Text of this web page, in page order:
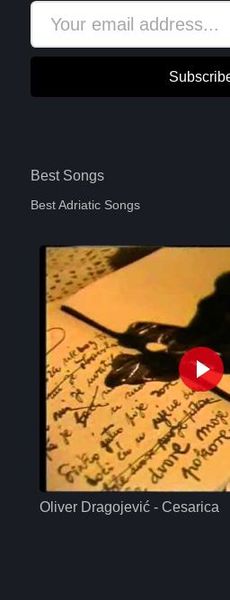
Best Songs
Best Adriatic Songs
Oliver Dragojević - Cesarica